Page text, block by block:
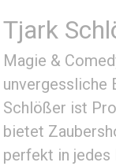
Tjark
Magie &
unvergessliche
Schlößer ist
bietet
perfekt in jedes